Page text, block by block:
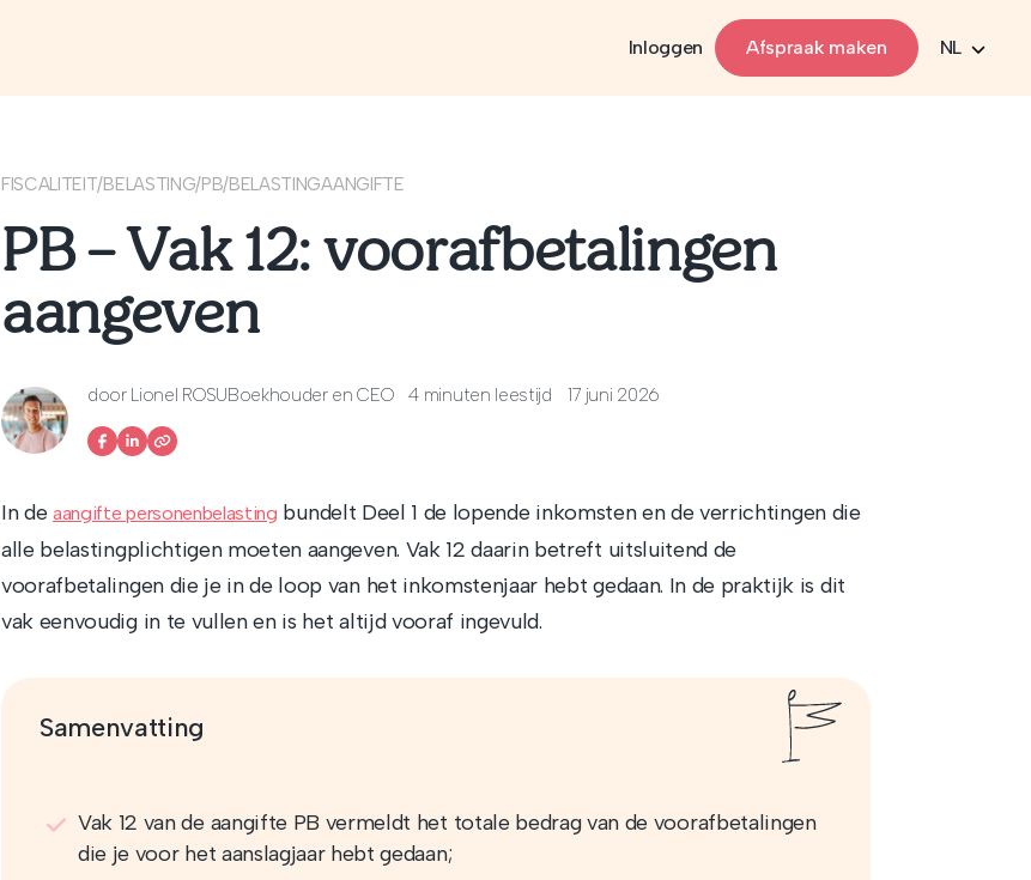
Inloggen Afspraak maken NL
FISCALITEIT/BELASTING/PB/BELASTINGAANGIFTE
PB – Vak 12: voorafbetalingen
aangeven
door Lionel ROSUBoekhouder en CEO 4 minuten leestijd 17 juni 2026
In deaangifte personenbelasting bundelt Deel 1 de lopende inkomsten en de verrichtingen die
alle belastingplichtigen moeten aangeven. Vak 12 daarin betreft uitsluitend de
voorafbetalingen die je in de loop van het inkomstenjaar hebt gedaan. In de praktijk is dit
vak eenvoudig in te vullen en is het altijd vooraf ingevuld.
Samenvatting
Vak 12 van de aangifte PB vermeldt het totale bedrag van de voorafbetalingen
die je voor het aanslagjaar hebt gedaan;